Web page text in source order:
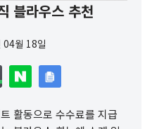
블라우스 추천
04월 18일
활동으로 수수료를 지급